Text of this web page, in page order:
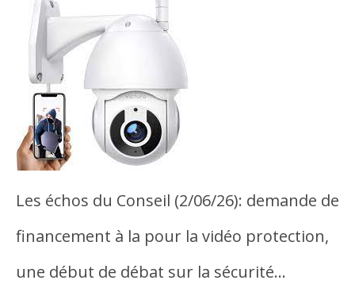
Les échos du Conseil (2/06/26): demande de
financement à la pour la vidéo protection,
une début de débat sur la sécurité…